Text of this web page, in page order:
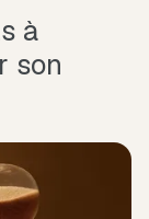
à
son